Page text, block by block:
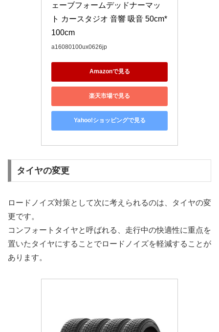
ェーブフォームデッドナーマッ
ト カースタジオ 音響 吸音 50cm*
100cm
a16080100ux0626jp
Amazonで見る
楽天市場で見る
Yahoo!ショッピングで見る
タイヤの変更
ロードノイズ対策として次に考えられるのは、タイヤの変
更です。
コンフォートタイヤと呼ばれる、走行中の快適性に重点を
置いたタイヤにすることでロードノイズを軽減することが
あります。